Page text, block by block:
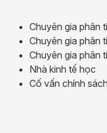
Chuyên gia phân
Chuyên gia phân
Chuyên gia phân
Nhà kinh tế học
Cố vấn chính sách